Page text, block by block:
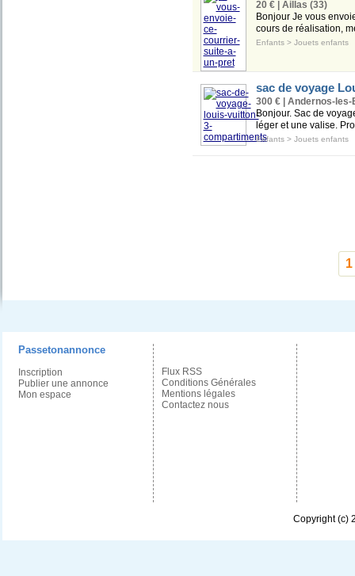
20 € | Aillas (33)
Bonjour Je vous
cours de réalisation,
Enfants> Jouets enfants
sac de voyage
300 € | Andernos-les-
Bonjour. Sac de
léger et une valise.
Enfants> Jouets enfants
1
Passetonannonce
Inscription
Publier une annonce
Mon espace
Flux RSS
Conditions Générales
Mentions légales
Contactez nous
Copyright (c)